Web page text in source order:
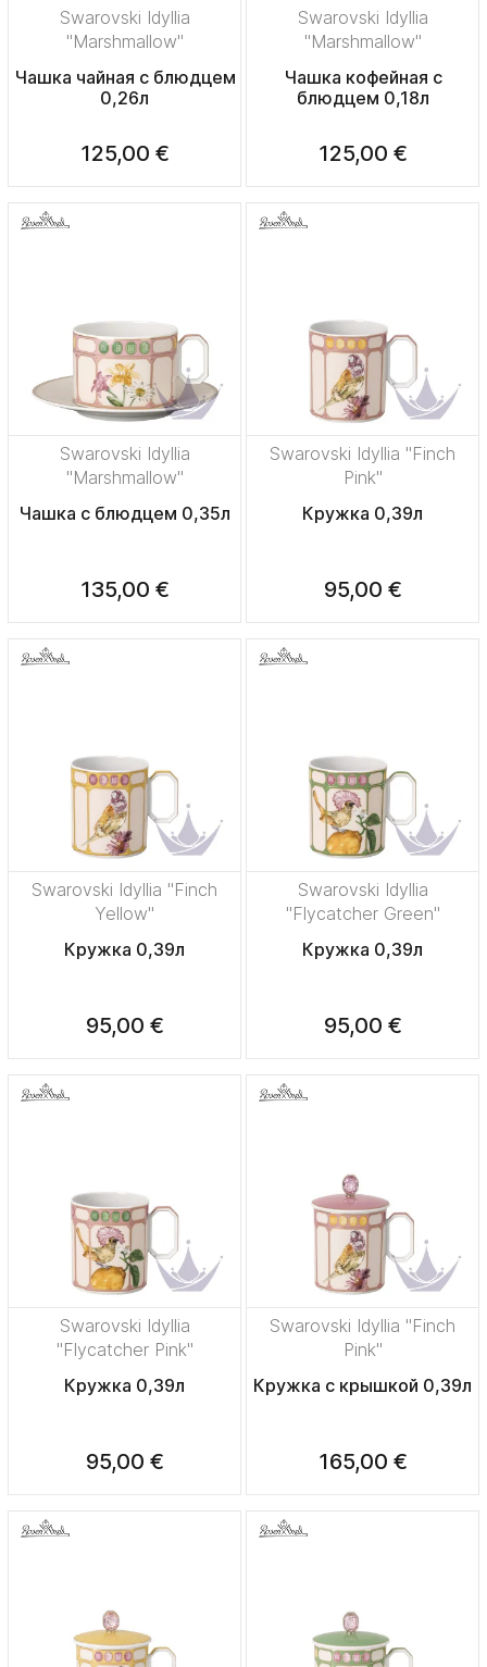
Swarovski Idyllia
"Marshmallow"
Чашка чайная с блюдцем
0,26л
125,00 €
Swarovski Idyllia
"Marshmallow"
Чашка кофейная с
блюдцем 0,18л
125,00 €
Swarovski Idyllia
"Marshmallow"
Чашка с блюдцем 0,35л
135,00 €
Swarovski Idyllia "Finch
Pink"
Кружка 0,39л
95,00 €
Swarovski Idyllia "Finch
Yellow"
Кружка 0,39л
95,00 €
Swarovski Idyllia
"Flycatcher Green"
Кружка 0,39л
95,00 €
Swarovski Idyllia
"Flycatcher Pink"
Кружка 0,39л
95,00 €
Swarovski Idyllia "Finch
Pink"
Кружка с крышкой 0,39л
165,00 €